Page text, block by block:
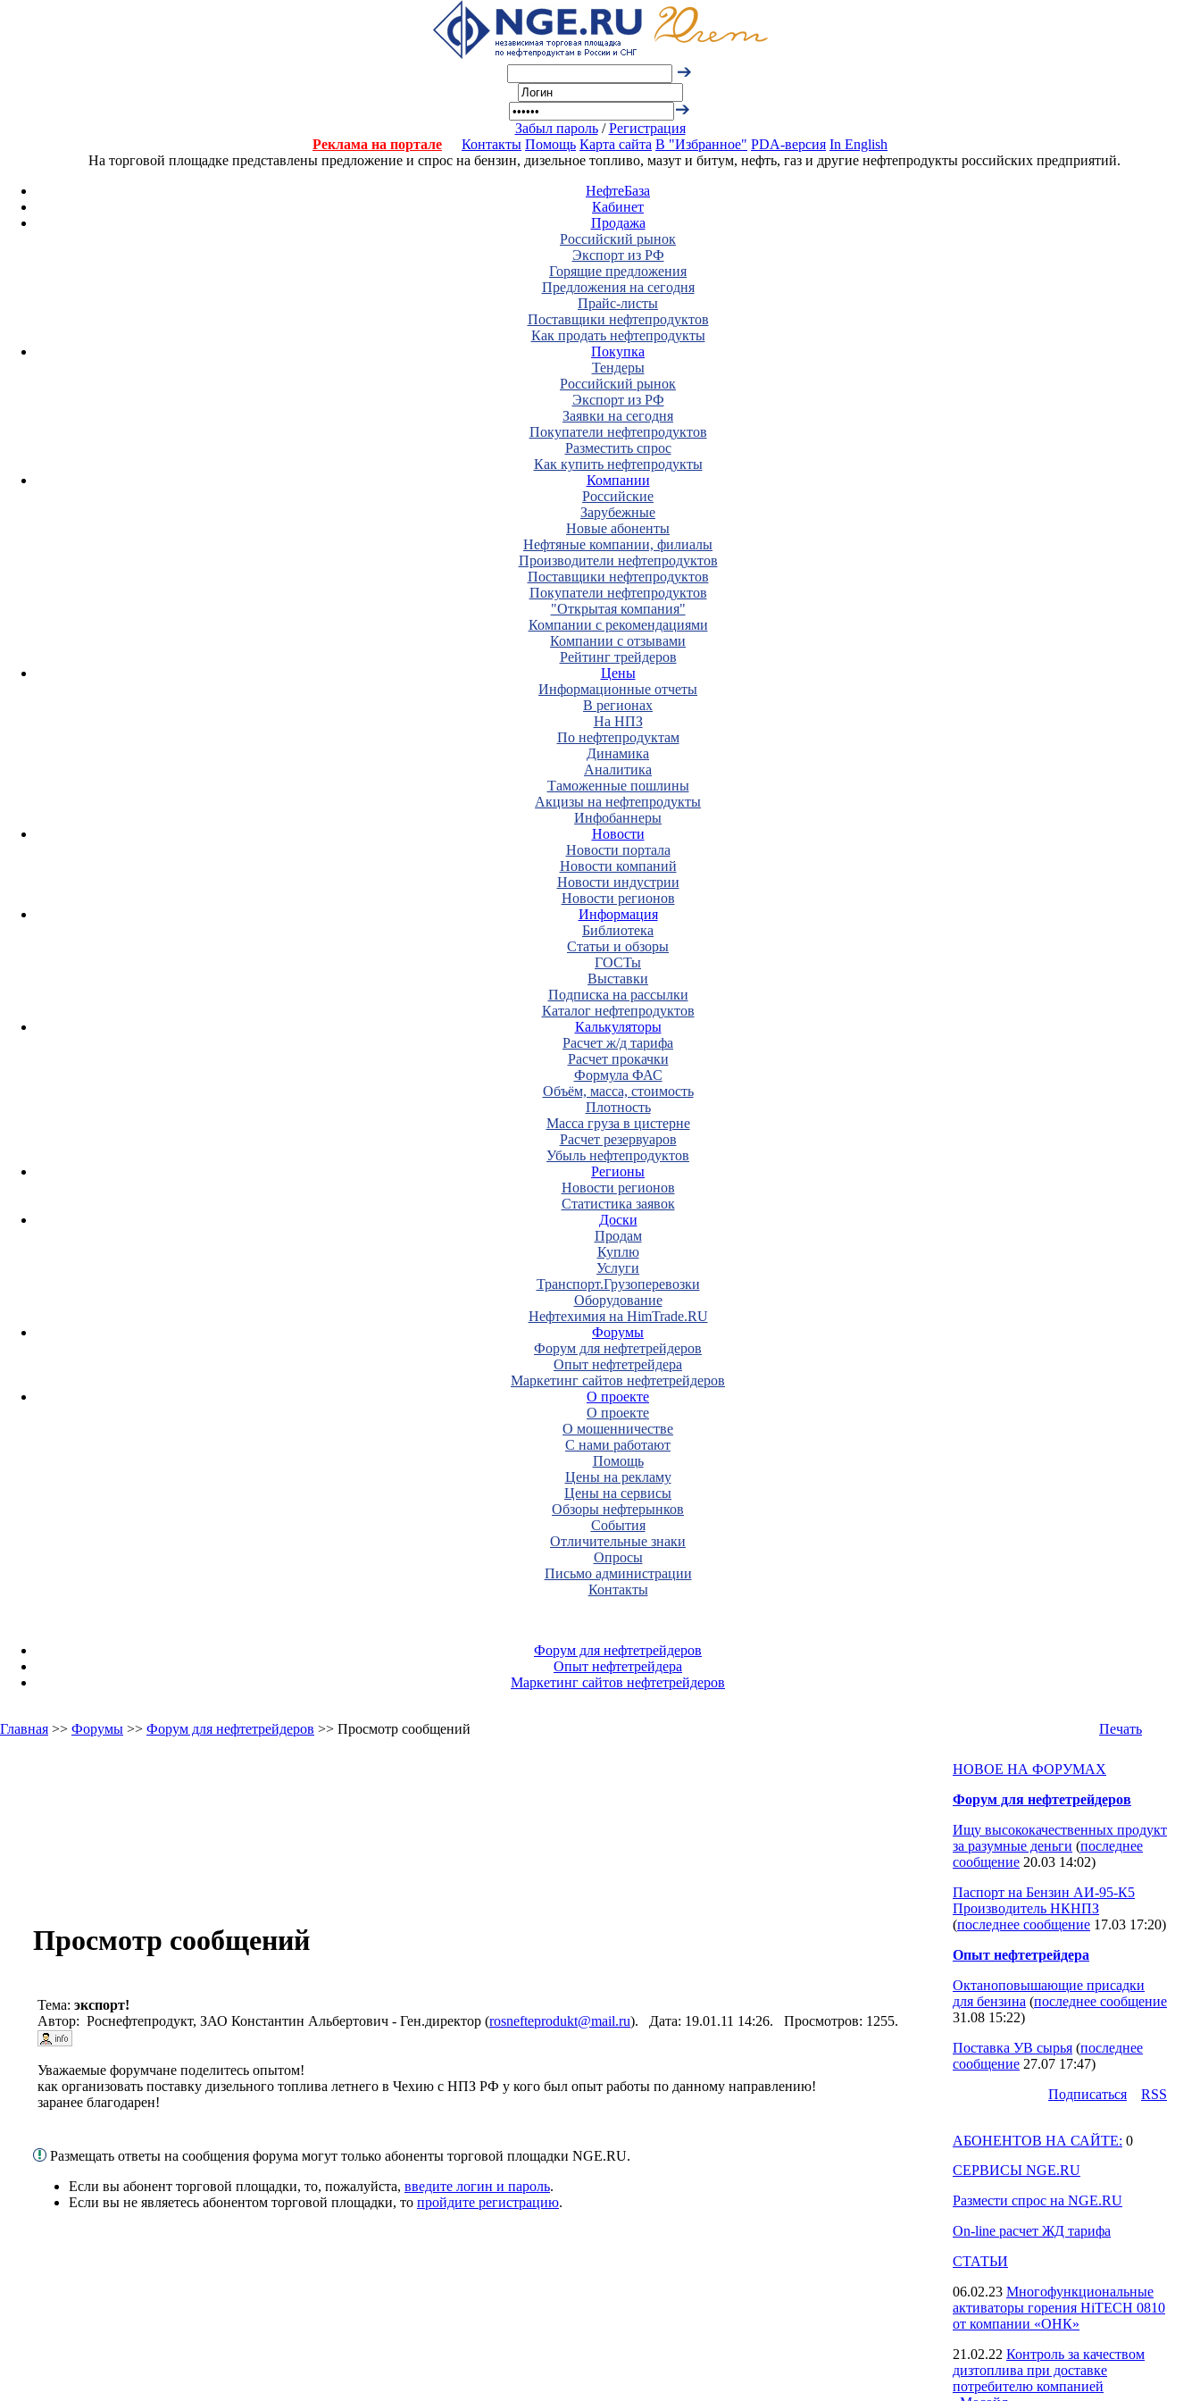
Забыл пароль/Регистрация
Реклама на портале
Контакты Помощь Карта сайта В "Избранное" PDA-версия In English
На торговой площадке представлены предложение и спрос на бензин, дизельное топливо, мазут и битум, нефть, газ и другие нефтепродукты российских предприятий.
НефтеБаза
Кабинет
Продажа
Российский рынок
Экспорт из РФ
Горящие предложения
Предложения на сегодня
Прайс-листы
Поставщики нефтепродуктов
Как продать нефтепродукты
Покупка
Тендеры
Российский рынок
Экспорт из РФ
Заявки на сегодня
Покупатели нефтепродуктов
Разместить спрос
Как купить нефтепродукты
Компании
Российские
Зарубежные
Новые абоненты
Нефтяные компании, филиалы
Производители нефтепродуктов
Поставщики нефтепродуктов
Покупатели нефтепродуктов
"Открытая компания"
Компании с рекомендациями
Компании с отзывами
Рейтинг трейдеров
Цены
Информационные отчеты
В регионах
На НПЗ
По нефтепродуктам
Динамика
Аналитика
Таможенные пошлины
Акцизы на нефтепродукты
Инфобаннеры
Новости
Новости портала
Новости компаний
Новости индустрии
Новости регионов
Информация
Библиотека
Статьи и обзоры
ГОСТы
Выставки
Подписка на рассылки
Каталог нефтепродуктов
Калькуляторы
Расчет ж/д тарифа
Расчет прокачки
Формула ФАС
Объём, масса, стоимость
Плотность
Масса груза в цистерне
Расчет резервуаров
Убыль нефтепродуктов
Регионы
Новости регионов
Статистика заявок
Доски
Продам
Куплю
Услуги
Транспорт.Грузоперевозки
Оборудование
Нефтехимия на HimTrade.RU
Форумы
Форум для нефтетрейдеров
Опыт нефтетрейдера
Маркетинг сайтов нефтетрейдеров
О проекте
О проекте
О мошенничестве
С нами работают
Помощь
Цены на рекламу
Цены на сервисы
Обзоры нефтерынков
События
Отличительные знаки
Опросы
Письмо администрации
Контакты
Форум для нефтетрейдеров
Опыт нефтетрейдера
Маркетинг сайтов нефтетрейдеров
Главная >> Форумы >> Форум для нефтетрейдеров >> Просмотр сообщений Печать
Просмотр сообщений
Тема: экспорт!
Автор: Роснефтепродукт, ЗАО Константин Альбертович - Ген.директор (rosnefteprodukt@mail.ru). Дата: 19.01.11 14:26. Просмотров: 1255.
Уважаемые форумчане поделитесь опытом!
как организовать поставку дизельного топлива летнего в Чехию с НПЗ РФ у кого был опыт работы по данному направлению!
заранее благодарен!
Размещать ответы на сообщения форума могут только абоненты торговой площадки NGE.RU.
Если вы абонент торговой площадки, то, пожалуйста, введите логин и пароль.
Если вы не являетесь абонентом торговой площадки, то пройдите регистрацию.
НОВОЕ НА ФОРУМАХ
Форум для нефтетрейдеров
Ищу высококачественных продукт
за разумные деньги (последнее
сообщение 20.03 14:02)
Паспорт на Бензин АИ-95-К5
Производитель НКНПЗ
(последнее сообщение 17.03 17:20)
Опыт нефтетрейдера
Октаноповышающие присадки
для бензина (последнее сообщение
31.08 15:22)
Поставка УВ сырья (последнее
сообщение 27.07 17:47)
Подпиcаться
RSS
АБОНЕНТОВ НА САЙТЕ: 0
СЕРВИСЫ NGE.RU
Размести спрос на NGE.RU
On-line расчет ЖД тарифа
СТАТЬИ
06.02.23 Многофункциональные
активаторы горения HiTECH 0810
от компании «ОНК»
21.02.22 Контроль за качеством
дизтоплива при доставке
потребителю компанией